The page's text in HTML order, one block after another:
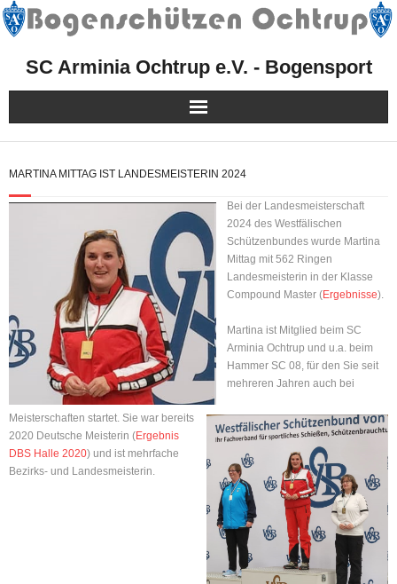
SC Arminia Ochtrup e.V. - Bogensport
Herzlich Willkommen!
Kurse, Events & Aktionen
Presse
Facebook
Instagram
MARTINA MITTAG IST LANDESMEISTERIN 2024
Bei der Landesmeisterschaft
2024 des Westfälischen
Schützenbundes wurde Martina
Mittag mit 562 Ringen
Landesmeisterin in der Klasse
Compound Master (Ergebnisse).
Martina ist Mitglied beim SC
Arminia Ochtrup und u.a. beim
Hammer SC 08, für den Sie seit
mehreren Jahren auch bei
Meisterschaften startet. Sie war bereits
2020 Deutsche Meisterin (Ergebnis
DBS Halle 2020) und ist mehrfache
Bezirks- und Landesmeisterin.